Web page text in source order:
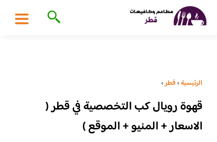
الرئيسية›قطر›
قهوة رويال كب التخصصية في قطر (
الاسعار + المنيو + الموقع )